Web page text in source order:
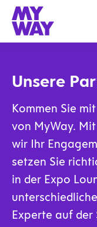
Unsere
Kommen Sie
von MyWay.
wir Ihr
setzen Sie
in der Expo
Experte auf der